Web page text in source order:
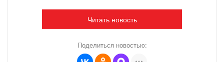
Читать новость
Поделиться новостью: